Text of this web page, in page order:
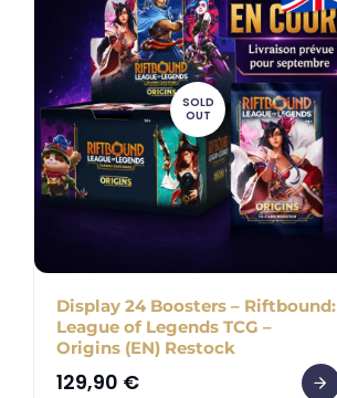
SOLD
OUT
Display 24 Boosters – Riftbound:
League of Legends TCG –
Origins (EN) Restock
129,90 €